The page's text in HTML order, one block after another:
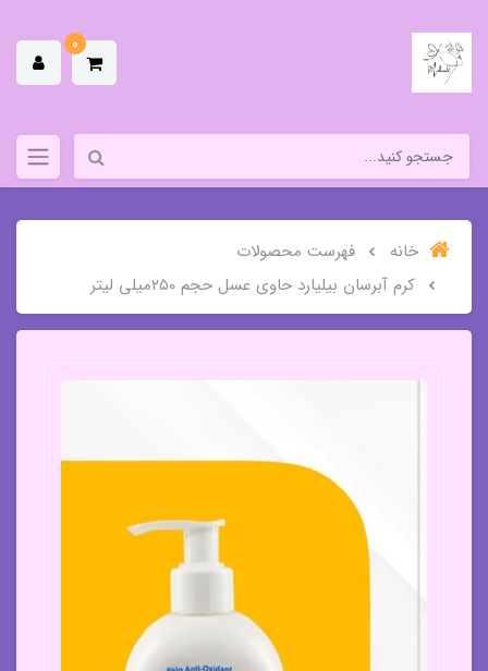
0
خانه
فهرست محصولات
کرم آبرسان بیلیارد حاوی عسل حجم ۲۵۰میلی لیتر